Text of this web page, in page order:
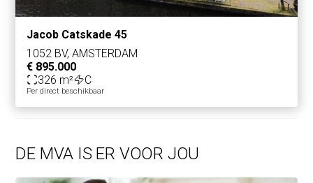
Jacob Catskade 45
1052 BV, AMSTERDAM
€ 895.000
326 m²
C
Per direct beschikbaar
DE MVA IS ER VOOR JOU